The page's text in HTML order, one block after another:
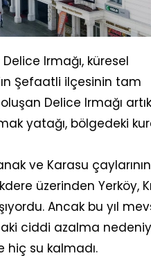
Irmağı, küresel
Şefaatli ilçesinin tam
Delice Irmağı artık
yatağı, bölgedeki
ve Karasu çaylarının
üzerinden Yerköy,
Ancak bu yıl
ciddi azalma
hiç su kalmadı.